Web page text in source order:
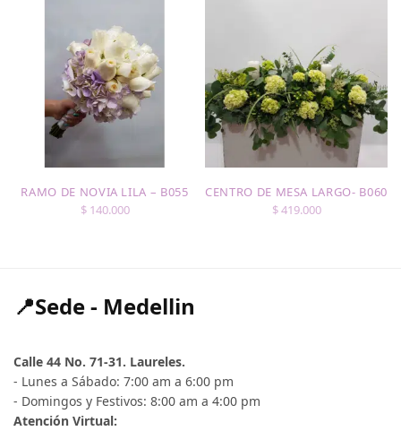
RAMO DE NOVIA LILA – B055
$140.000
CENTRO DE MESA LARGO- B060
$419.000
📍Sede - Medellin
Calle 44 No. 71-31. Laureles.
- Lunes a Sábado: 7:00 am a 6:00 pm
- Domingos y Festivos: 8:00 am a 4:00 pm
Atención Virtual: